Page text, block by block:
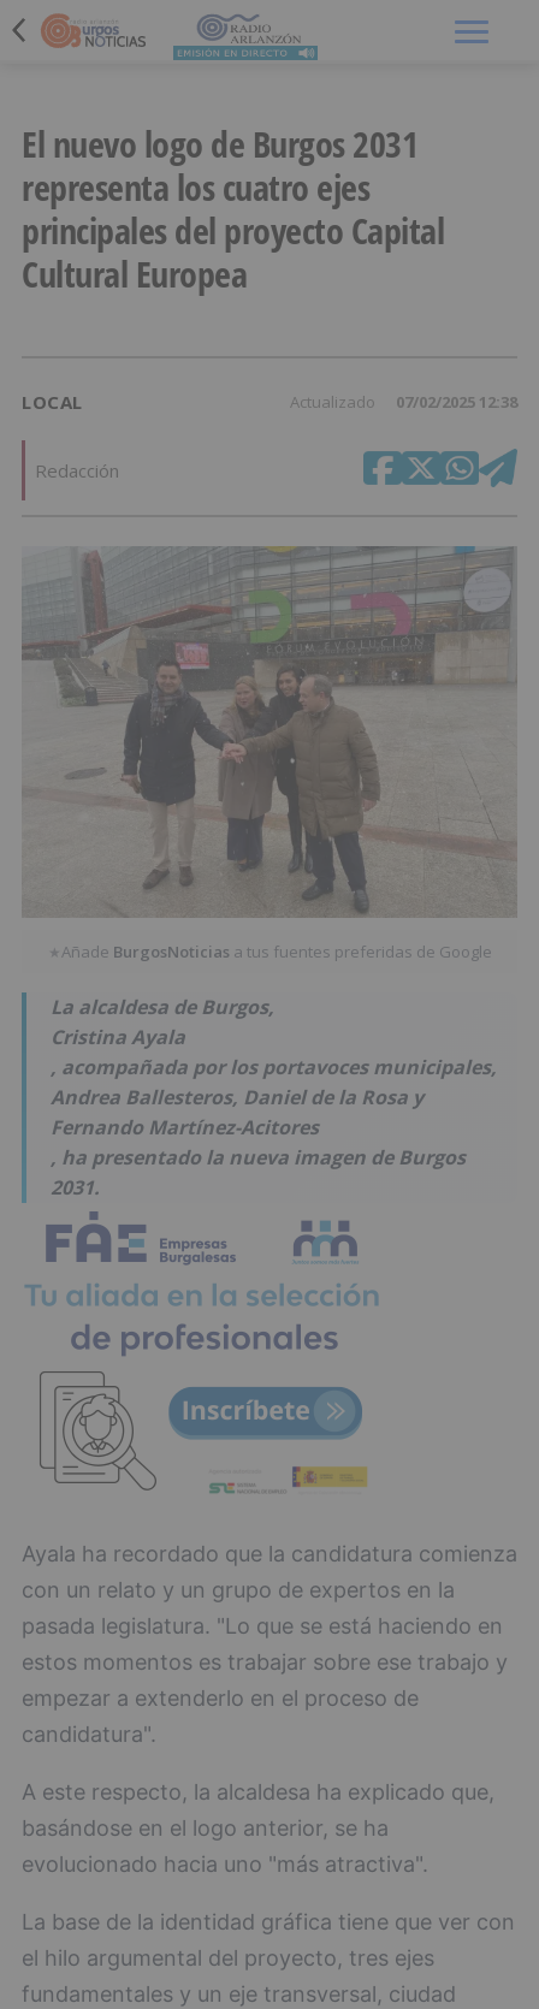
El nuevo logo de Burgos 2031
representa los cuatro ejes
principales del proyecto Capital
Cultural Europea
LOCAL Actualizado 07/02/2025 12:38
Redacción
★Añade BurgosNoticias a tus fuentes preferidas de Google
La alcaldesa de Burgos,
Cristina Ayala
, acompañada por los portavoces municipales,
Andrea Ballesteros, Daniel de la Rosa y
Fernando Martínez-Acitores
, ha presentado la nueva imagen de Burgos
2031.
Ayala ha recordado que la candidatura comienza
con un relato y un grupo de expertos en la
pasada legislatura. "Lo que se está haciendo en
estos momentos es trabajar sobre ese trabajo y
empezar a extenderlo en el proceso de
candidatura".
A este respecto, la alcaldesa ha explicado que,
basándose en el logo anterior, se ha
evolucionado hacia uno "más atractiva".
La base de la identidad gráfica tiene que ver con
el hilo argumental del proyecto, tres ejes
fundamentales y un eje transversal, ciudad